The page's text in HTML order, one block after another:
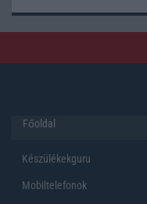
Főoldal
Készülékekguru
Mobiltelefonok